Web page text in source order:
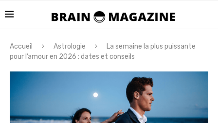
Accueil Astrologie
La semaine la plus puissante
pour l’amour en 2026 : dates et conseils